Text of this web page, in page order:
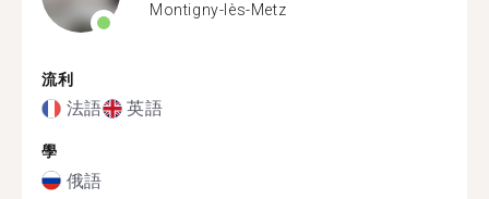
Montigny-lès-Metz
流利
法語 英語
學
俄語